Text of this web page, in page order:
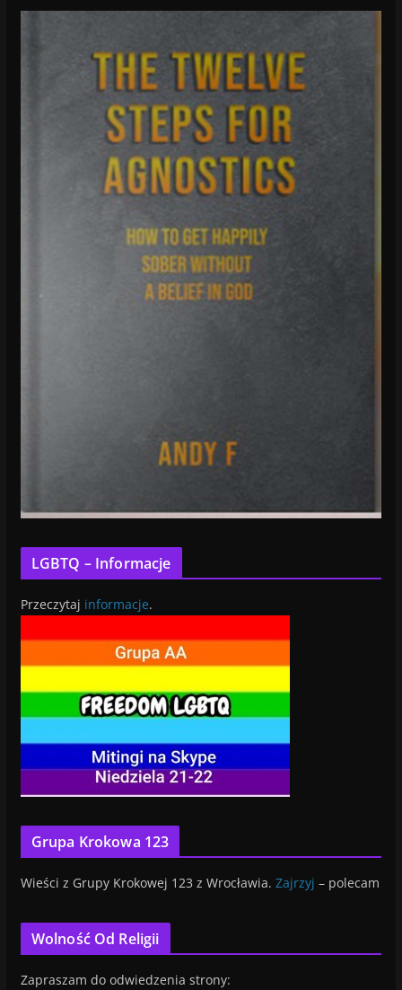
LGBTQ – Informacje
Przeczytaj informacje.
Grupa Krokowa 123
Wieści z Grupy Krokowej 123 z Wrocławia. Zajrzyj – polecam
Wolność Od Religii
Zapraszam do odwiedzenia strony: